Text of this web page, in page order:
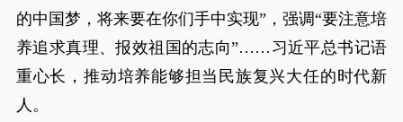
的中国梦，将来要在你们手中实现”，强调“要注意培
养追求真理、报效祖国的志向”……习近平总书记语
重心长，推动培养能够担当民族复兴大任的时代新
人。